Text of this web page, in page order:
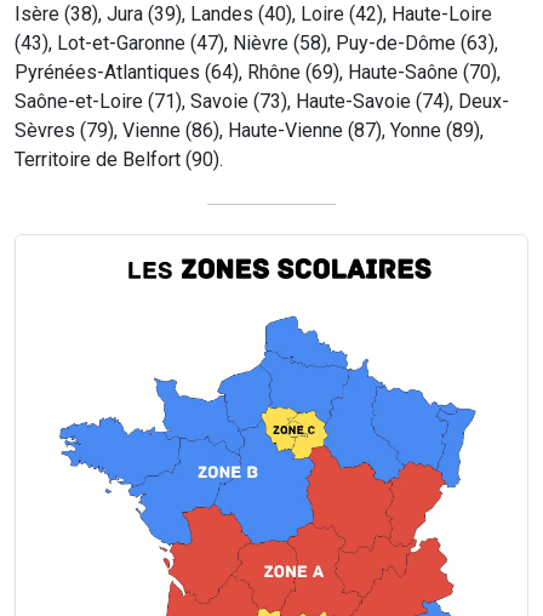
Isère (38), Jura (39), Landes (40), Loire (42), Haute-Loire
(43), Lot-et-Garonne (47), Nièvre (58), Puy-de-Dôme (63),
Pyrénées-Atlantiques (64), Rhône (69), Haute-Saône (70),
Saône-et-Loire (71), Savoie (73), Haute-Savoie (74), Deux-
Sèvres (79), Vienne (86), Haute-Vienne (87), Yonne (89),
Territoire de Belfort (90).